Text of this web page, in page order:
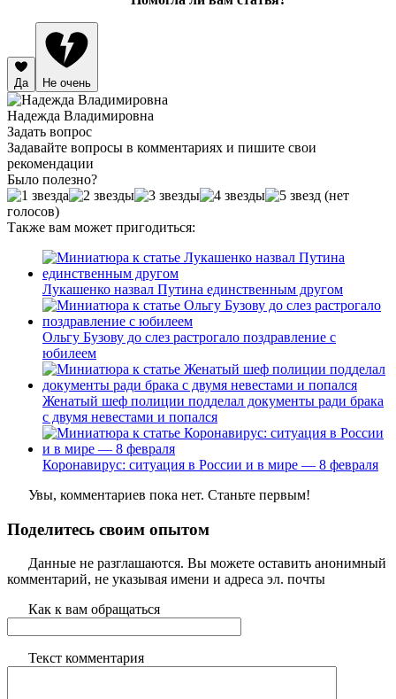
Да Не очень
Надежда Владимировна
Задать вопрос
Задавайте вопросы в комментариях и пишите свои
рекомендации
Было полезно?
(нет
голосов)
Также вам может пригодиться:
Лукашенко назвал Путина единственным другом
Ольгу Бузову до слез растрогало поздравление с
юбилеем
Женатый шеф полиции подделал документы ради брака
с двумя невестами и попался
Коронавирус: ситуация в России и в мире — 8 февраля
Увы, комментариев пока нет. Станьте первым!
Поделитесь своим опытом
Данные не разглашаются. Вы можете оставить анонимный
комментарий, не указывая имени и адреса эл. почты
Как к вам обращаться
Текст комментария